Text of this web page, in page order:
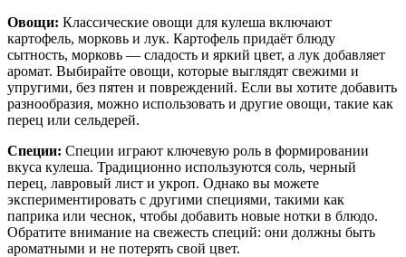
Овощи: Классические овощи для кулеша включают
картофель, морковь и лук. Картофель придаёт блюду
сытность, морковь — сладость и яркий цвет, а лук добавляет
аромат. Выбирайте овощи, которые выглядят свежими и
упругими, без пятен и повреждений. Если вы хотите добавить
разнообразия, можно использовать и другие овощи, такие как
перец или сельдерей.
Специи: Специи играют ключевую роль в формировании
вкуса кулеша. Традиционно используются соль, черный
перец, лавровый лист и укроп. Однако вы можете
экспериментировать с другими специями, такими как
паприка или чеснок, чтобы добавить новые нотки в блюдо.
Обратите внимание на свежесть специй: они должны быть
ароматными и не потерять свой цвет.